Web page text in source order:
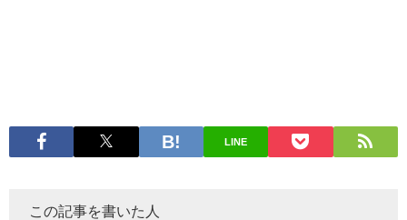
LINE
この記事を書いた人